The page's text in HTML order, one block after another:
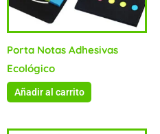
Porta Notas Adhesivas
Ecológico
Añadir al carrito